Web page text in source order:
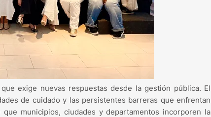
exige nuevas respuestas desde la gestión pública. El
de cuidado y las persistentes barreras que enfrentan
municipios, ciudades y departamentos incorporen la